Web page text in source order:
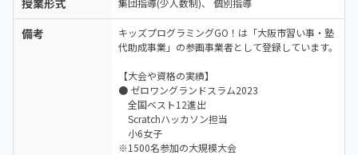
備考
キッズプログラミングGO！は「大阪市習い事・塾
代助成事業」の参画事業者として登録しています。
【大会や資格の実績】
● ゼロワングランドスラム2023
全国ベスト12進出
Scratchハッカソン担当
小6女子
※1500名参加の大規模大会